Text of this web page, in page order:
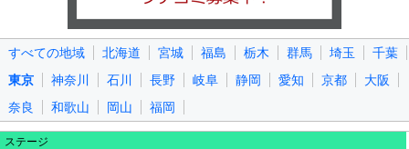
すべての地域 北海道 宮城 福島 栃木 群馬 埼玉
千葉
東京
神奈川 石川 長野 岐阜 静岡 愛知 京都
大阪
奈良
和歌山 岡山 福岡
ステージ